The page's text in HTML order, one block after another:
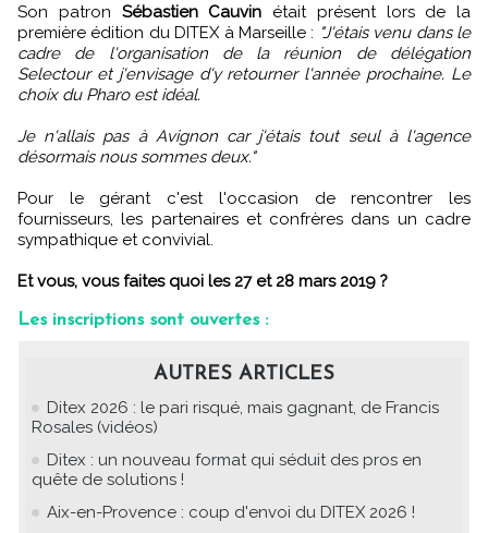
Son patron Sébastien Cauvin était présent lors de la
première édition du DITEX à Marseille : "J'étais venu dans le
cadre de l'organisation de la réunion de délégation
Selectour et j'envisage d'y retourner l'année prochaine. Le
choix du Pharo est idéal.
Je n'allais pas à Avignon car j'étais tout seul à l'agence
désormais nous sommes deux."
Pour le gérant c'est l'occasion de rencontrer les
fournisseurs, les partenaires et confrères dans un cadre
sympathique et convivial.
Et vous, vous faites quoi les 27 et 28 mars 2019 ?
Les inscriptions sont ouvertes :
AUTRES ARTICLES
Ditex 2026 : le pari risqué, mais gagnant, de Francis
Rosales (vidéos)
Ditex : un nouveau format qui séduit des pros en
quête de solutions !
Aix-en-Provence : coup d'envoi du DITEX 2026 !